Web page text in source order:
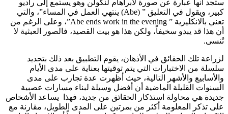
ستجد أنها عبارة عن صورة لأبراهام لنكولن وهو يستمع إلى راديو
كبير، ويقول في التعليق ” (Abe) ينتهي العمل في المساء”، والتي
تعني بالانكليزية ” Abe ends work in the evening”، وعلى الرغم من
أن هذا قد يبدو سخيفاً، ولكن هذا هو بيت القصيد، فالصور العبثية لا
تُنسى.
لزراعة تلك الحقائق في الأذهان، يقوم التطبيق بعد ذلك بتحديد
سلسلة من الاختبارات التي يتم توقيتها بعناية على مدى الأيام
والأسابيع والأشهر التالية، حيث أظهرت عدة تجارب على مدى
السنوات القليلة الماضية أن أفضل وسيلة لبناء مسارات عصبية
جديدة هي محاولة استذكار الحقائق من جديد، فهذا يساعد الأشخاص
على تذكر المعلومة أكثر من بمرتين على المدى الطويل، مقارنة مع